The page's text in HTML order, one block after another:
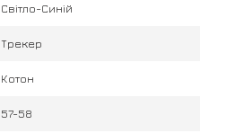
Світло-Синій
Трекер
Котон
57-58